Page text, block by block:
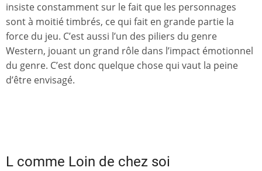
insiste constamment sur le fait que les personnages
sont à moitié timbrés, ce qui fait en grande partie la
force du jeu. C’est aussi l’un des piliers du genre
Western, jouant un grand rôle dans l’impact émotionnel
du genre. C’est donc quelque chose qui vaut la peine
d’être envisagé.
L comme Loin de chez soi